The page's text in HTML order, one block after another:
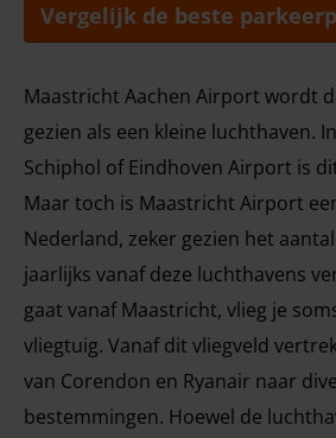
Vergelijk de beste
Maastricht Aachen Airport wordt
gezien als een kleine luchthaven.
Schiphol of Eindhoven Airport is
Maar toch is Maastricht Airport
Nederland, zeker gezien het
jaarlijks vanaf deze luchthavens
gaat vanaf Maastricht, vlieg je
vliegtuig. Vanaf dit vliegveld
van Corendon en Ryanair naar
bestemmingen. Hoewel de